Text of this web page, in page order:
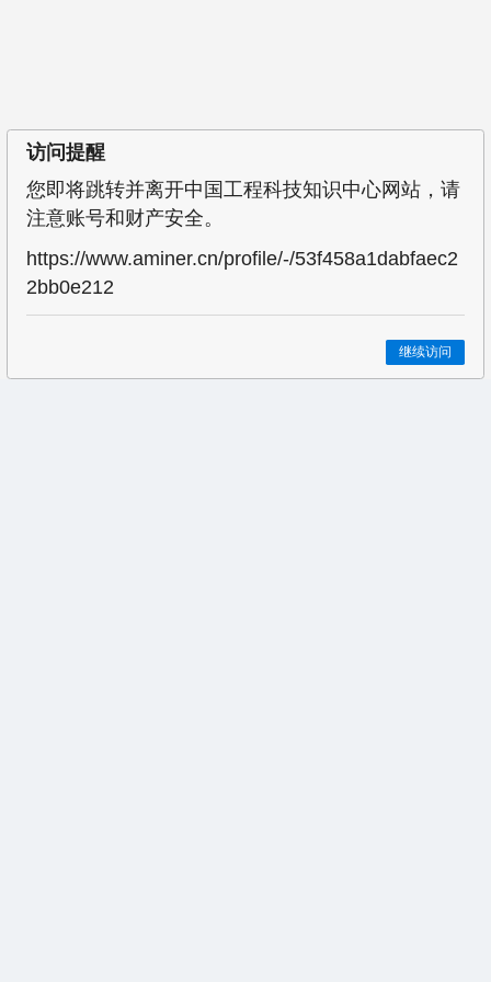
访问提醒
您即将跳转并离开中国工程科技知识中心网站，请
注意账号和财产安全。
https://www.aminer.cn/profile/-/53f458a1dabfaec2
2bb0e212
继续访问